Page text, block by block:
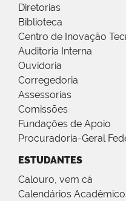
Diretorias
Biblioteca
Centro de Inovação
Auditoria Interna
Ouvidoria
Corregedoria
Assessorias
Comissões
Fundações de Apoio
Procuradoria-Geral
ESTUDANTES
Calouro, vem cá
Calendários